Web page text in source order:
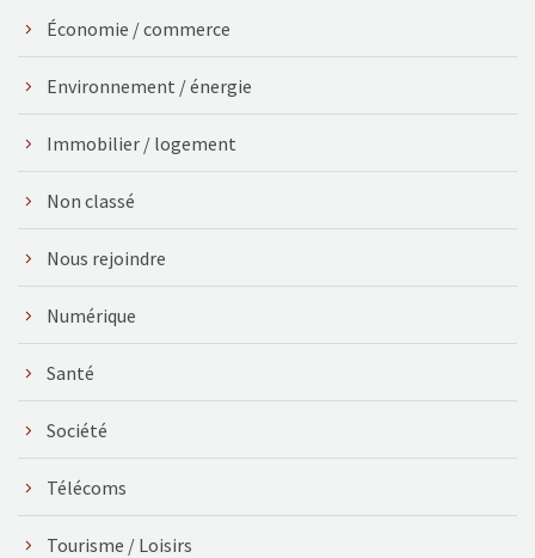
Économie / commerce
Environnement / énergie
Immobilier / logement
Non classé
Nous rejoindre
Numérique
Santé
Société
Télécoms
Tourisme / Loisirs